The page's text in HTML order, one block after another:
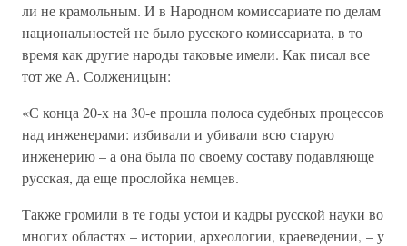
ли не крамольным. И в Народном комиссариате по делам
национальностей не было русского комиссариата, в то
время как другие народы таковые имели. Как писал все
тот же А. Солженицын:
«С конца 20-х на 30-е прошла полоса судебных процессов
над инженерами: избивали и убивали всю старую
инженерию – а она была по своему составу подавляюще
русская, да еще прослойка немцев.
Также громили в те годы устои и кадры русской науки во
многих областях – истории, археологии, краеведении, – у